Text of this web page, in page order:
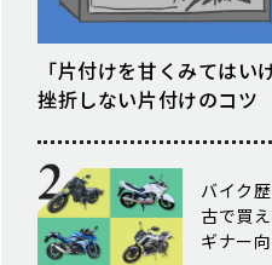
「片付けを甘くみてはい
挫折しない片付けのコツ
バイク
古で買
ギナー